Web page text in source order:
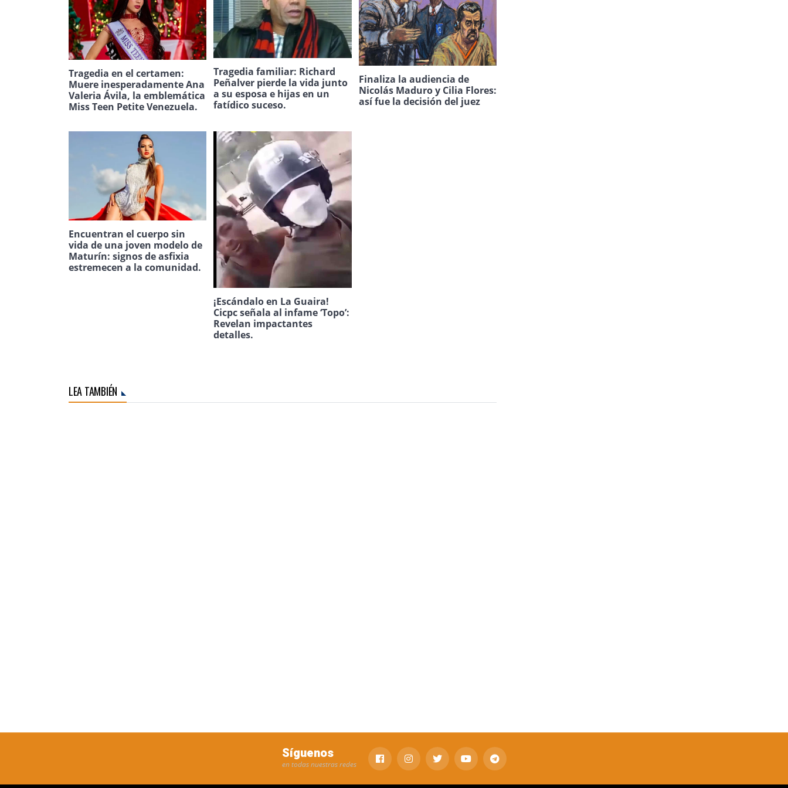
Tragedia en el certamen:
Muere inesperadamente Ana
Valeria Ávila, la emblemática
Miss Teen Petite Venezuela.
Tragedia familiar: Richard
Peñalver pierde la vida junto
a su esposa e hijas en un
fatídico suceso.
Finaliza la audiencia de
Nicolás Maduro y Cilia Flores:
así fue la decisión del juez
Encuentran el cuerpo sin
vida de una joven modelo de
Maturín: signos de asfixia
estremecen a la comunidad.
¡Escándalo en La Guaira!
Cicpc señala al infame ‘Topo’:
Revelan impactantes
detalles.
LEA TAMBIÉN
Síguenos
en todas nuestras redes